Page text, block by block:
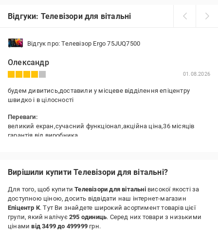
Відгуки: Телевізори для вітальні
Відгук про: Телевізор Ergo 75JUQ7500
Олександр
01.08.2026
будем дивитись,доставили у місцеве відділення епіцентру
швидко і в цілосності
Переваги:
великий екран,сучасний функціонал,акційна ціна,36 місяців
гарантія від виробника
,решта членів сім'ї не відчуває дискомфорт
Вирішили купити Телевізори для вітальні?
Для того, щоб купитиТелевізори для вітальнівисокої якості за
доступною ціною, досить відвідати наш інтернет-магазин
Епіцентр К. Тут Ви знайдете широкий асортимент товарів цієї
групи, який налічує 295 одиниць. Серед них товари з низькими
цінамивід 3499 до 499999 грн.